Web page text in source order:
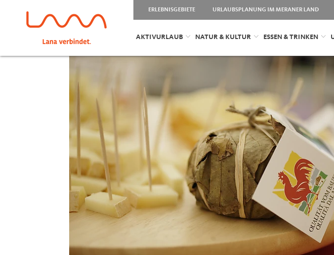
ERLEBNISGEBIETE URLAUBSPLANUNG IM MERANER LAND
AKTIVURLAUB NATUR & KULTUR ESSEN & TRINKEN